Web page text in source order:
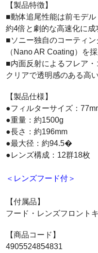
【製品特徴】
■動体追尾性能は前モデ
約4倍と劇的な高速化に成
■ソニー独自のコーティ
（Nano AR Coating）を採
■内面反射によるフレア
クリアで透明感のある高
【製品仕様】
●フィルターサイズ：
●重量：約1500g
●長さ：約196mm
●最大径：約94.5�
●レンズ構成：12群18枚
＜レンズフード付＞
【付属品】
フード・レンズフロント
【商品コード】
4905524854831